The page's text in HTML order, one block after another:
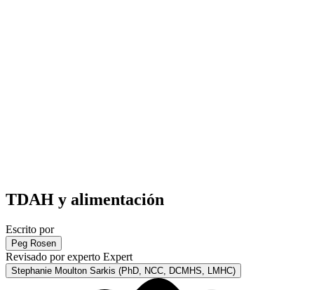
TDAH y alimentación
Escrito por
Peg Rosen
Revisado por experto Expert
Stephanie Moulton Sarkis (PhD, NCC, DCMHS, LMHC)